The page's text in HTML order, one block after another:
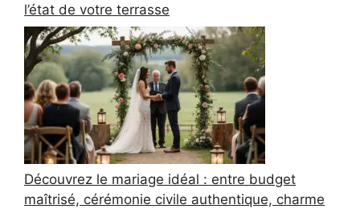
l’état de votre terrasse
Découvrez le mariage idéal : entre budget
maîtrisé, cérémonie civile authentique, charme